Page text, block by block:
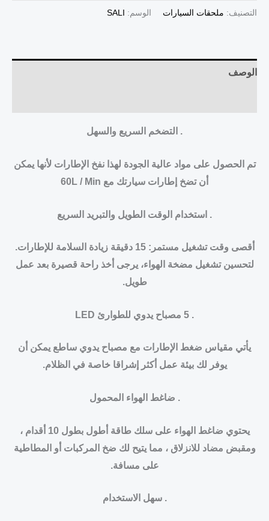
التصنيف: ملحقات السيارات الوسم: SALI
الوصف
. التضخم السريع والسهل
تم الحصول على مواد عالية الجودة لهذا نفخ الإطارات لأنها يمكن
أن تضخ إطارات سيارتك مع 60L / Min
. استخدام الوقت الطويل والتبريد السريع
أقصى وقت تشغيل مستمر: 15 دقيقة زيادة السلامة للإطارات.
لتحسين تشغيل مضخة الهواء، يرجى أخذ راحة قصيرة بعد عمل
طويل.
. 5 مصباح يدوي للطوارئ LED
يأتي مقياس ضغط الإطارات مع مصباح يدوي ساطع يمكن أن
يوفر لك بيئة عمل أكثر إشراقا خاصة في الظلام.
. ضاغط الهواء المحمول
يحتوي ضاغط الهواء على سلك طاقة أطول بطول 10 أقدام ،
ومقبض مضاد للانزلاق ، مما يتيح لك ضخ المركبات أو المطاطية
على مسافة.
. سهل الاستخدام